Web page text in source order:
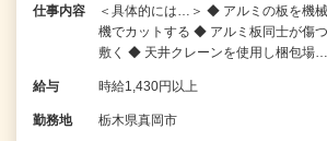
仕事内容
＜具体的には…＞ ◆ アルミの板を機
機でカットする ◆ アルミ板同士が傷
敷く ◆ 天井クレーンを使用し梱包場…
給与 時給1,430円以上
勤務地 栃木県真岡市